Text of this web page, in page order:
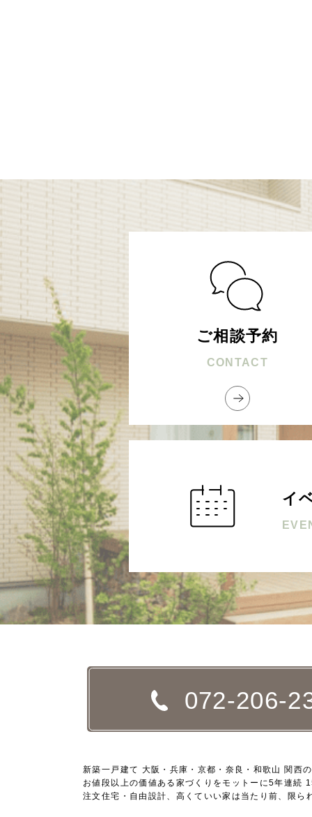
ご相談予約
CONTACT
イ
072-206-
新築一戸建て 大阪・兵庫・京都・奈良・和歌山 関西
お値段以上の価値ある家づくりをモットーに5年連続
注文住宅・自由設計、高くていい家は当たり前、限